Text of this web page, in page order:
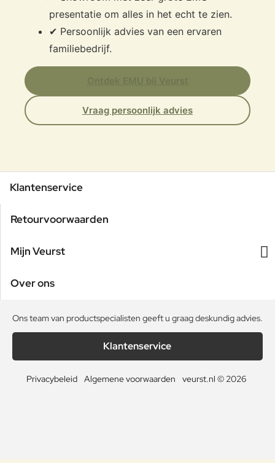
presentatie om alles in het echt te zien.
✔ Persoonlijk advies van een ervaren
familiebedrijf.
Vraag persoonlijk advies
Klantenservice
Retourvoorwaarden
Mijn Veurst
Over ons
Ons team van productspecialisten geeft u graag deskundig advies.
Klantenservice
Privacybeleid Algemene voorwaarden veurst.nl © 2026